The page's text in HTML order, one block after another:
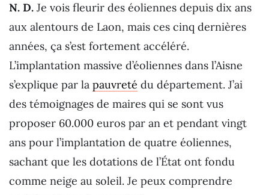
N. D. Je vois fleurir des éoliennes depuis dix ans
aux alentours de Laon, mais ces cinq dernières
années, ça s’est fortement accéléré.
L’implantation massive d’éoliennes dans l’Aisne
s’explique par la pauvreté du département. J’ai
des témoignages de maires qui se sont vus
proposer 60.000 euros par an et pendant vingt
ans pour l’implantation de quatre éoliennes,
sachant que les dotations de l’État ont fondu
comme neige au soleil. Je peux comprendre